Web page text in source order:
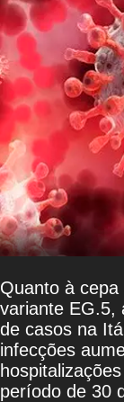
Quanto à
variante EG.5,
de casos na
infecções
período de 30